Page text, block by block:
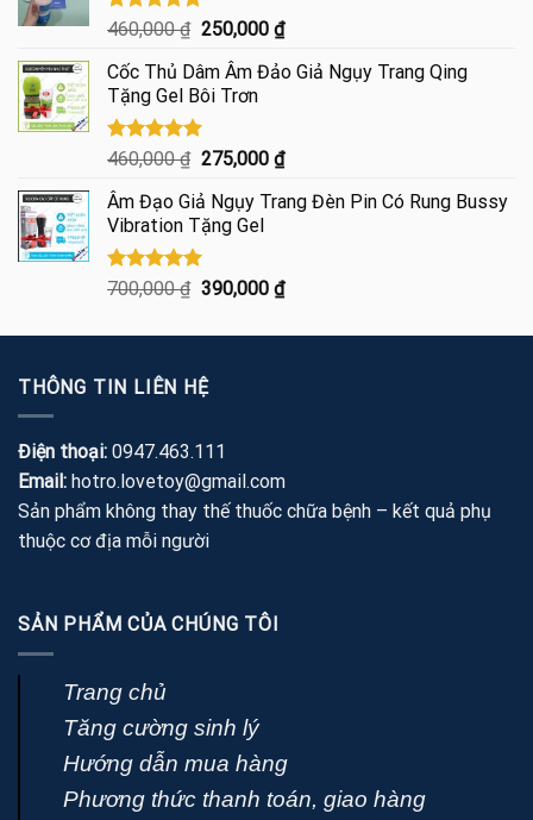
445,000 ₫.
Được xếp
5.00
5 sao
460,000₫ Giá
là:
460,000 ₫.
250,000 ₫Giá
tại
Cốc Thủ Dâm Âm Đảo Giả Ngụy Trang Qing
Tặng Gel Bôi Trơn
Được xếp
5.00
5 sao
460,000₫ Giá
là:
460,000 ₫.
275,000 ₫Giá
tại
Âm Đạo Giả Ngụy Trang Đèn Pin Có Rung Bussy
Vibration Tặng Gel
Được xếp
5.00
700,000₫ Giá
là:
390,000 ₫Giá
tại
THÔNG TIN LIÊN HỆ
Điện thoại: 0947.463.111
Email: hotro.lovetoy@gmail.com
Sản phẩm không thay thế thuốc chữa bệnh – kết quả phụ
thuộc cơ địa mỗi người
SẢN PHẨM CỦA CHÚNG TÔI
Trang chủ
Tăng cường sinh lý
Hướng dẫn mua hàng
Phương thức thanh toán, giao hàng